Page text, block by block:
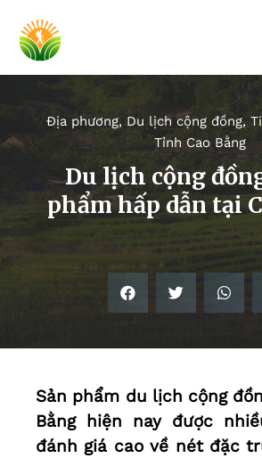
Địa phương, Du lịch cộng đồng,
Tỉnh Cao Bằng
Du lịch cộng
phẩm hấp dẫn tại
Sản phẩm du lịch cộng
Bằng hiện nay được
đánh giá cao về nét đặc